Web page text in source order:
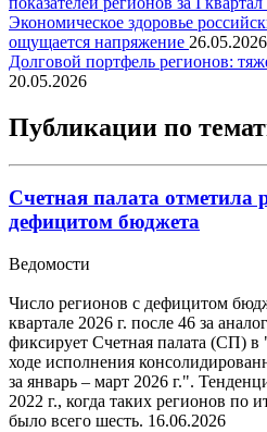
Экономическое здоровье
ощущается напряжение 26.05.2026
Долговой портфель регионов:
20.05.2026
Публикации по
Счетная палата отметила
дефицитом бюджета
Ведомости
Число регионов с дефицитом
квартале 2026 г. после 46 за
фиксирует Счетная палата (СП)
ходе исполнения
за январь – март 2026 г.".
2022 г., когда таких регионов по
было всего шесть. 16.06.2026